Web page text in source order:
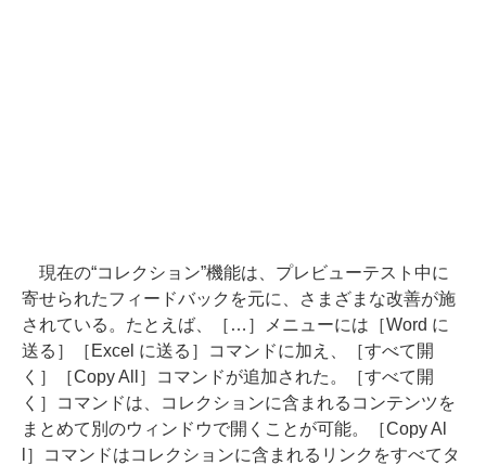
現在の“コレクション”機能は、プレビューテスト中に
寄せられたフィードバックを元に、さまざまな改善が施
されている。たとえば、［…］メニューには［Word に
送る］［Excel に送る］コマンドに加え、［すべて開
く］［Copy All］コマンドが追加された。［すべて開
く］コマンドは、コレクションに含まれるコンテンツを
まとめて別のウィンドウで開くことが可能。［Copy Al
l］コマンドはコレクションに含まれるリンクをすべてタ